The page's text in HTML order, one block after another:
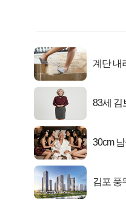
계단 내
83세 김
30cm
김포 풍